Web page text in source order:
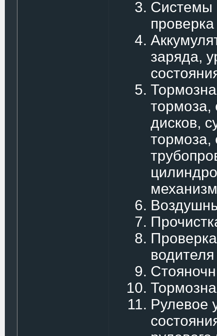
Системы
заряда,
тормоза,
дисков,
тормоза,
водителя
Рулевое